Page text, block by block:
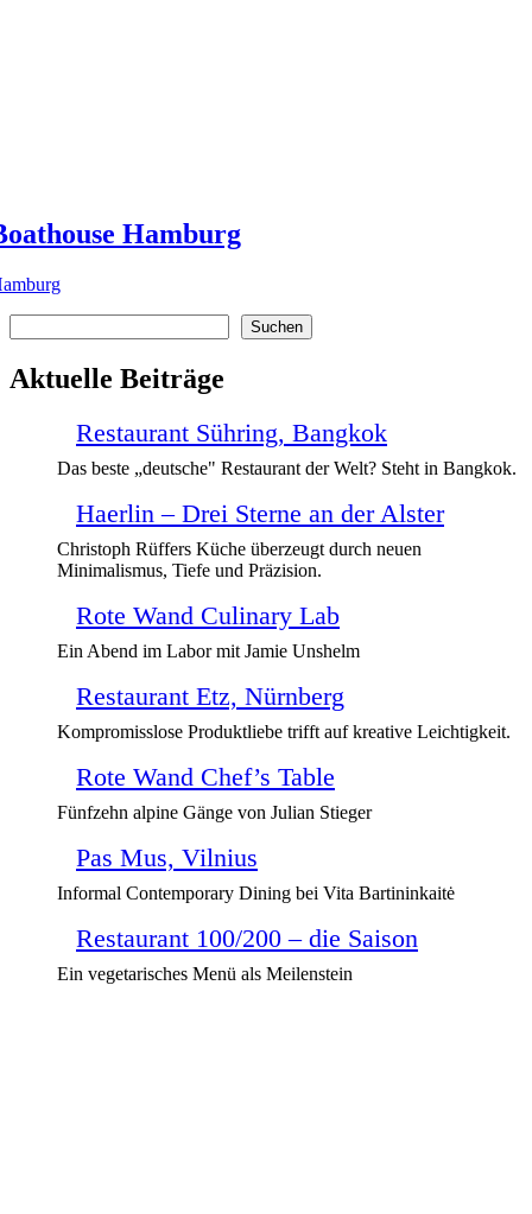
Hamburg
Suchen
Aktuelle Beiträge
Restaurant Sühring, Bangkok
Das beste „deutsche" Restaurant der Welt? Steht in Bangkok.
Haerlin – Drei Sterne an der Alster
Christoph Rüffers Küche überzeugt durch neuen
Minimalismus, Tiefe und Präzision.
Rote Wand Culinary Lab
Ein Abend im Labor mit Jamie Unshelm
Restaurant Etz, Nürnberg
Kompromisslose Produktliebe trifft auf kreative Leichtigkeit.
Rote Wand Chef’s Table
Fünfzehn alpine Gänge von Julian Stieger
Pas Mus, Vilnius
Informal Contemporary Dining bei Vita Bartininkaitė
Restaurant 100/200 – die Saison
Ein vegetarisches Menü als Meilenstein